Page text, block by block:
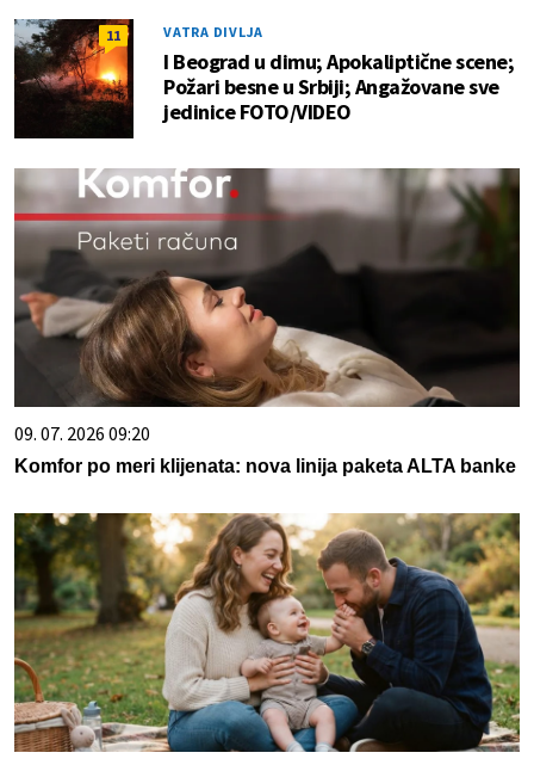
11 VATRA DIVLJA
I Beograd u dimu; Apokaliptične scene;
Požari besne u Srbiji; Angažovane sve
jedinice FOTO/VIDEO
09. 07. 2026 09:20
Komfor po meri klijenata: nova linija paketa ALTA banke